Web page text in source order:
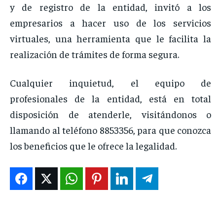
y de registro de la entidad, invitó a los
empresarios a hacer uso de los servicios
virtuales, una herramienta que le facilita la
realización de trámites de forma segura.
Cualquier inquietud, el equipo de
profesionales de la entidad, está en total
disposición de atenderle, visitándonos o
llamando al teléfono 8853356, para que conozca
los beneficios que le ofrece la legalidad.